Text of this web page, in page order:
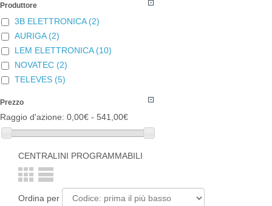
Produttore
3B ELETTRONICA (2)
AURIGA (2)
LEM ELETTRONICA (10)
NOVATEC (2)
TELEVES (5)
Prezzo
Raggio d'azione: 0,00€ - 541,00€
CENTRALINI PROGRAMMABILI
Ordina per